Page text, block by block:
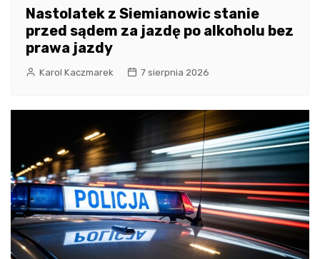
Nastolatek z Siemianowic stanie
przed sądem za jazdę po alkoholu bez
prawa jazdy
Karol Kaczmarek 7 sierpnia 2026